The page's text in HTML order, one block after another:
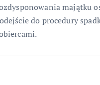
majątku
do procedury